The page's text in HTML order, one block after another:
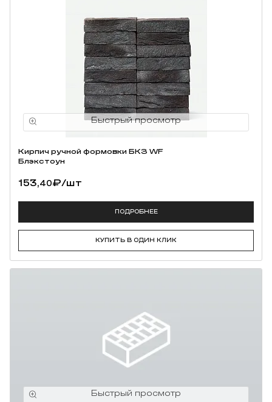
Кирпич ручной формовки БКЗ WF
Блэкстоун
153,40₽/шт
ПОДРОБНЕЕ
КУПИТЬ В ОДИН КЛИК